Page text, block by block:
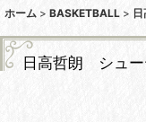
ホーム > BASKETBALL >
日高哲朗 シュー